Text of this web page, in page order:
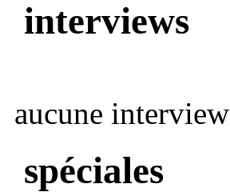
interviews
aucune
spéciales